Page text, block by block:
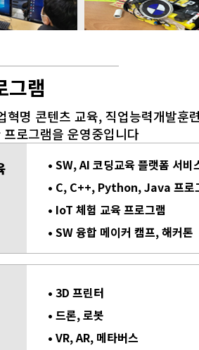
그램
혁명 콘텐츠 교육, 직업능력개발훈
로그램을 운영중입니다
SW, AI 코딩교육 플랫폼 서비
C, C++, Python, Java 프로
IoT 체험 교육 프로그램
SW 융합 메이커 캠프, 해커톤
3D 프린터
드론, 로봇
VR, AR, 메타버스